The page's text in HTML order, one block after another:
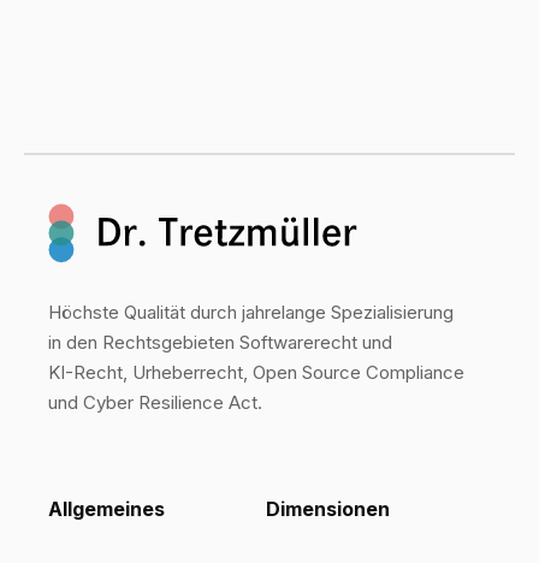
Höchste Qualität durch jahrelange Spezialisierung
in den Rechtsgebieten Softwarerecht und
KI-Recht, Urheberrecht, Open Source Compliance
und Cyber Resilience Act.
Allgemeines Dimensionen